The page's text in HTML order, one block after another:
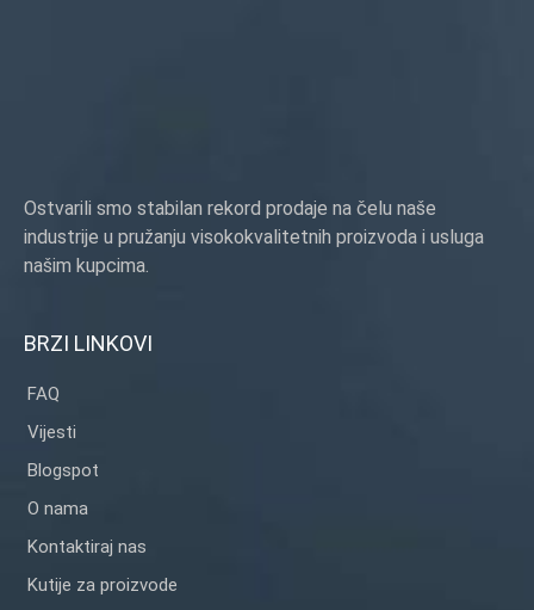
Ostvarili smo stabilan rekord prodaje na čelu naše
industrije u pružanju visokokvalitetnih proizvoda i usluga
našim kupcima.
BRZI LINKOVI
FAQ
Vijesti
Blogspot
O nama
Kontaktiraj nas
Kutije za proizvode